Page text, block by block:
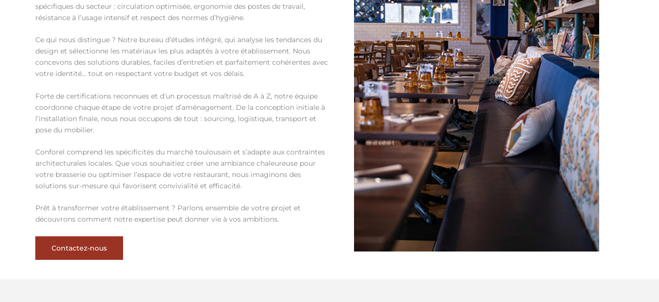
spécifiques du secteur : circulation optimisée, ergonomie des postes de travail,
résistance à l’usage intensif et respect des normes d’hygiène.
Ce qui nous distingue ? Notre bureau d’études intégré, qui analyse les tendances du
design et sélectionne les matériaux les plus adaptés à votre établissement. Nous
concevons des solutions durables, faciles d’entretien et parfaitement cohérentes avec
votre identité… tout en respectant votre budget et vos délais.
Forte de certifications reconnues et d’un processus maîtrisé de A à Z, notre équipe
coordonne chaque étape de votre projet d’aménagement. De la conception initiale à
l’installation finale, nous nous occupons de tout : sourcing, logistique, transport et
pose du mobilier.
Conforel comprend les spécificités du marché toulousain et s’adapte aux contraintes
architecturales locales. Que vous souhaitiez créer une ambiance chaleureuse pour
votre brasserie ou optimiser l’espace de votre restaurant, nous imaginons des
solutions sur-mesure qui favorisent convivialité et efficacité.
Prêt à transformer votre établissement ? Parlons ensemble de votre projet et
découvrons comment notre expertise peut donner vie à vos ambitions.
Contactez-nous